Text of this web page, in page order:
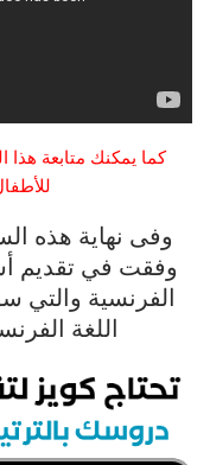
كما يمكنك متابعة هذا
وفى نهاية هذه
وفقت في تقديم
الفرنسية
اللغة